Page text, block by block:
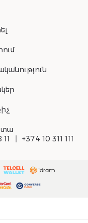
11 +374 10 311 111